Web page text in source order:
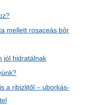
mellett rosaceás bőr
jól hidratálnak
a ribizlitől – uborkás-